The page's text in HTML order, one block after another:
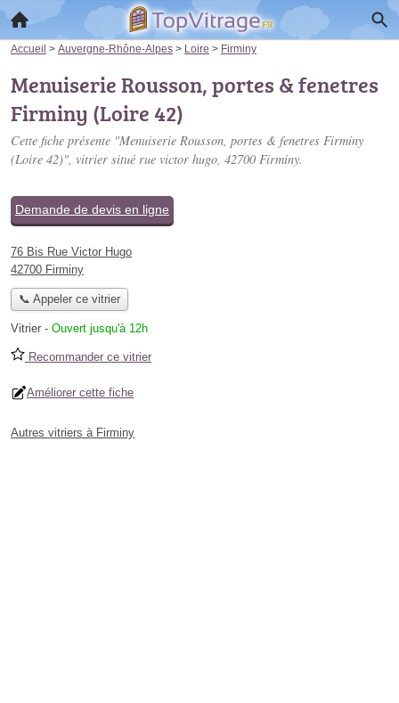
Accueil > Auvergne-Rhône-Alpes > Loire > Firminy
Menuiserie Rousson, portes & fenetres
Firminy (Loire 42)
Cette fiche présente "Menuiserie Rousson, portes & fenetres Firminy
(Loire 42)", vitrier situé rue victor hugo, 42700 Firminy.
Demande de devis en ligne
76 Bis Rue Victor Hugo
42700 Firminy
📞 Appeler ce vitrier
Vitrier - Ouvert jusqu'à 12h
Recommander ce vitrier
Améliorer cette fiche
Autres vitriers à Firminy